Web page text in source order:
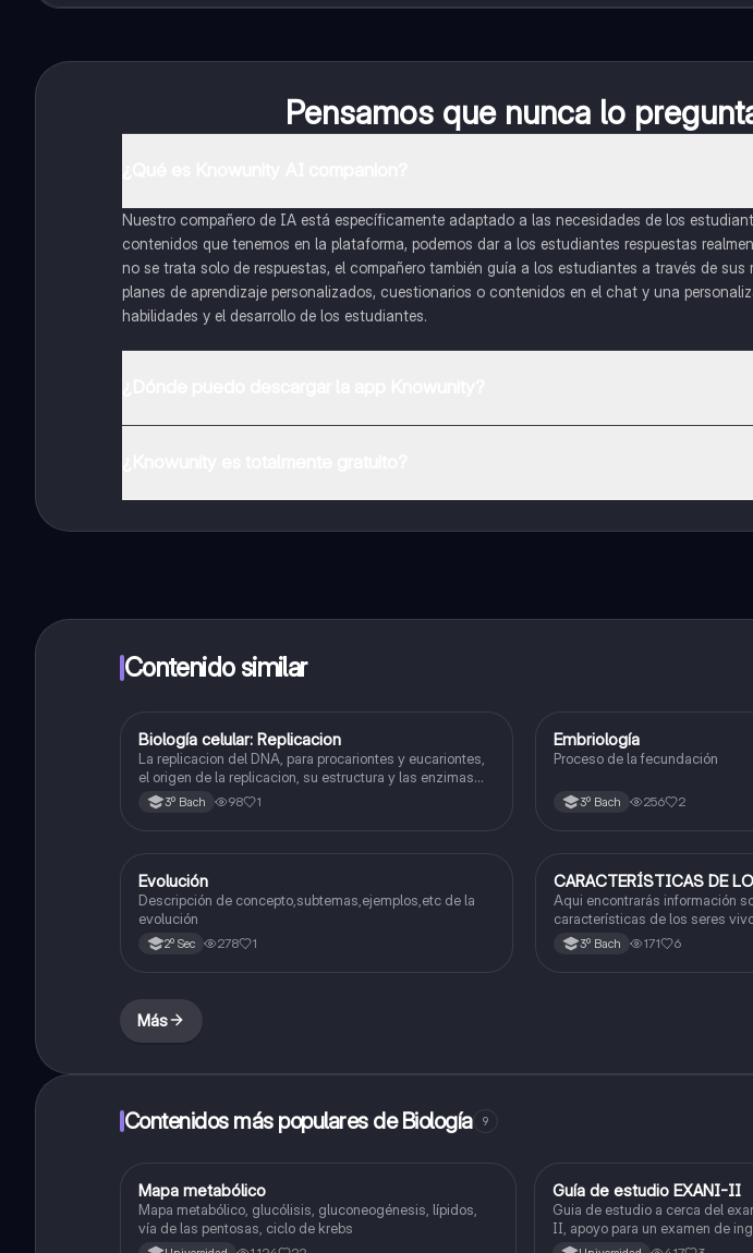
Pensamos que nunca lo
Nuestro compañero de IA está específicamente adaptado a las necesidades de los
contenidos que tenemos en la plataforma, podemos dar a los estudiantes respuestas
no se trata solo de respuestas, el compañero también guía a los estudiantes a través de sus
planes de aprendizaje personalizados, cuestionarios o contenidos en el chat y una
habilidades y el desarrollo de los estudiantes.
inmeditamente. Puedes ganar dinero utilizando la aplicación, que te permitirá acceder a
Contenido similar
Biología
Biología celular: Replicacion
La replicacion del DNA, para procariontes y eucariontes,
el origen de la replicacion, su estructura y las enzimas
que participan en la síntesis, etc.
3º Bach 98 1
Biología
Embriología
Proceso de la fecundación
3º Bach 256 2
Biología
Evolución
Descripción de concepto,subtemas,ejemplos,etc de la
evolución
2º Sec 278 1
Biología
CARACTERÍSTICAS DE
Aqui encontrarás información
características de los seres
3º Bach 171 6
Más
Contenidos más populares de Biología 9
Biología
Mapa metabólico
Mapa metabólico, glucólisis, gluconeogénesis, lípidos,
vía de las pentosas, ciclo de krebs
Historia
Guía de estudio EXANI-II
Guia de estudio a cerca del
II, apoyo para un examen de